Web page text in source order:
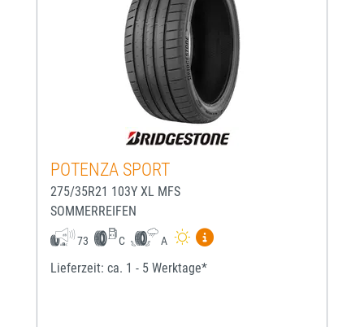
POTENZA SPORT
275/35R21 103Y XL MFS
SOMMERREIFEN
73 C A
Mehr Informationen zum
Lieferzeit: ca. 1 - 5 Werktage*